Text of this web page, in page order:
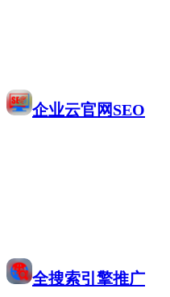
企业云官网SEO
全搜索引擎推广